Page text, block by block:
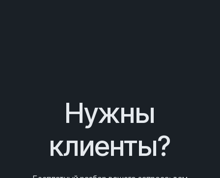
Нужны
клиенты?